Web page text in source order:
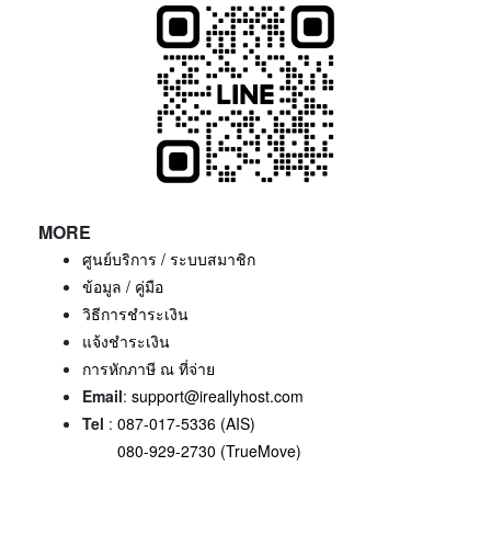
MORE
ศูนย์บริการ / ระบบสมาชิก
ข้อมูล / คู่มือ
วิธีการชำระเงิน
แจ้งชำระเงิน
การหักภาษี ณ ที่จ่าย
Email: support@ireallyhost.com
Tel : 087-017-5336 (AIS)
080-929-2730 (TrueMove)